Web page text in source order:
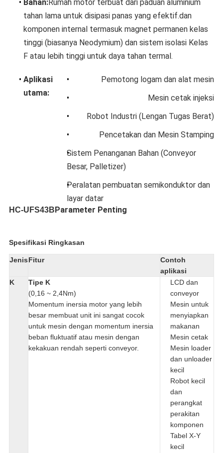
• Bahan:Rumah motor terbuat dari paduan aluminium
tahan lama untuk disipasi panas yang efektif.dan
komponen internal termasuk magnet permanen kelas
tinggi (biasanya Neodymium) dan sistem isolasi Kelas
F atau lebih tinggi untuk daya tahan termal.
• Aplikasi
utama:
•
Pemotong logam dan alat mesin
•
Mesin cetak injeksi
•
Robot Industri (Lengan Tugas Berat)
•
Pencetakan dan Mesin Stamping
•
Sistem Penanganan Bahan (Conveyor
Besar, Palletizer)
•Peralatan pembuatan semikonduktor dan
layar datar
HC-UFS43B Parameter Penting
Spesifikasi Ringkasan
JenisFitur
Contoh
aplikasi
K
Tipe K
(0,16 ~ 2,4Nm)
Momentum inersia motor yang lebih
besar membuat unit ini sangat cocok
untuk mesin dengan momentum inersia
beban fluktuatif atau mesin dengan
kekakuan rendah seperti conveyor.
LCD dan
conveyor
Mesin untuk
menyiapkan
makanan
Mesin cetak
Mesin loader
dan unloader
kecil
Robot kecil
dan
perangkat
perakitan
komponen
Tabel X-Y
kecil